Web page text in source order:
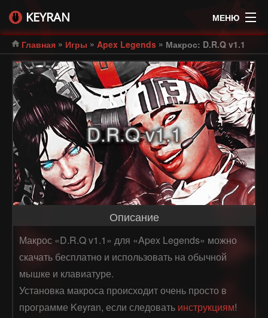
KEYRAN МЕНЮ
Главная » Игры » Apex Legends » Макрос: D.R.Q v1.1
D.R.Q v1.1
Описание
Макрос «D.R.Q v1.1» для «Apex Legends» можно
скачать бесплатно и использовать на обычной
мышке и клавиатуре.
Установка макроса происходит очень просто в
программе Keyran, если следовать инструкциям!